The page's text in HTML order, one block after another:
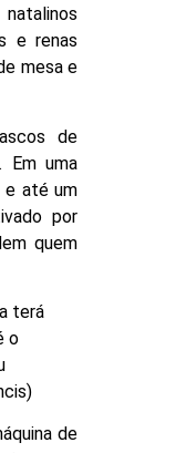
e renas
mesa e
de
Em uma
e até um
por
quem
terá
o
de